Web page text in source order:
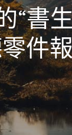
“書
件